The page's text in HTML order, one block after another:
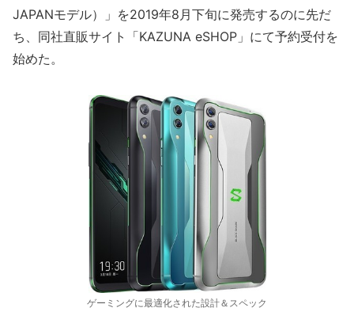
JAPANモデル）」を2019年8月下旬に発売するのに先だ
ち、同社直販サイト「KAZUNA eSHOP」にて予約受付を
始めた。
ゲーミングに最適化された設計＆スペック